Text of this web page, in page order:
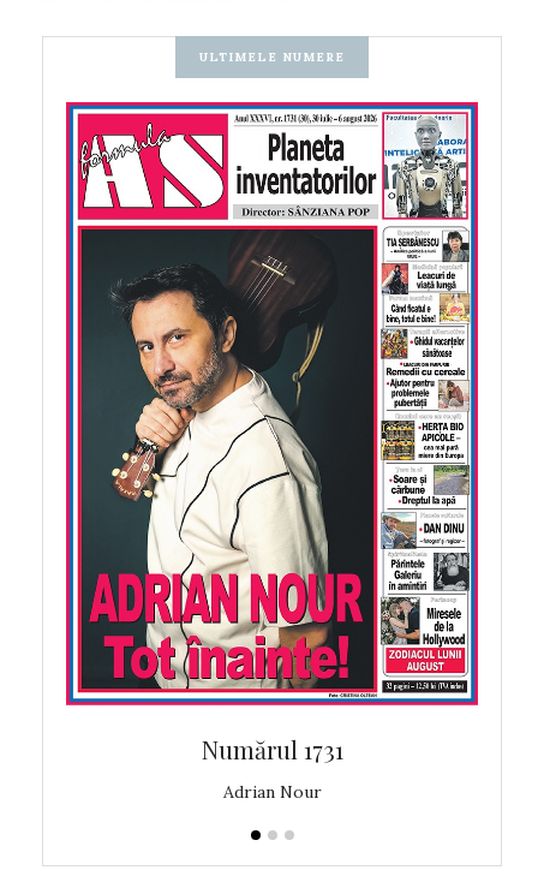
ULTIMELE NUMERE
Numărul 1731
Adrian Nour